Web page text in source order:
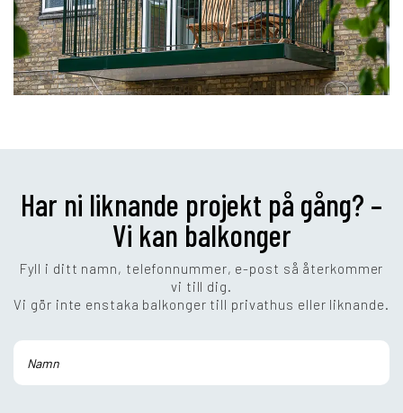
Har ni liknande projekt på gång? –
Vi kan balkonger
Fyll i ditt namn, telefonnummer, e-post så återkommer
vi till dig.
Vi gör inte enstaka balkonger till privathus eller liknande.